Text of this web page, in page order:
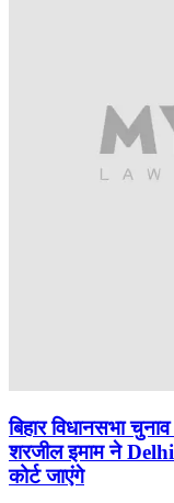
बिहार विधानसभा
शरजील इमाम ने
कोर्ट जाएंगे